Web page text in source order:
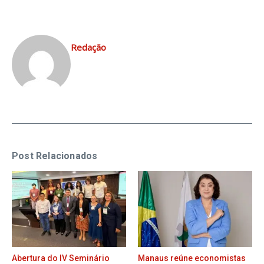
Redação
Post Relacionados
Abertura do IV Seminário Manaus reúne economistas